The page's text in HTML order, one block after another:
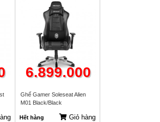
6.899.000
Ghế Gamer Soleseat Alien
M01 Black/Black
Hết hàng Giỏ hàng